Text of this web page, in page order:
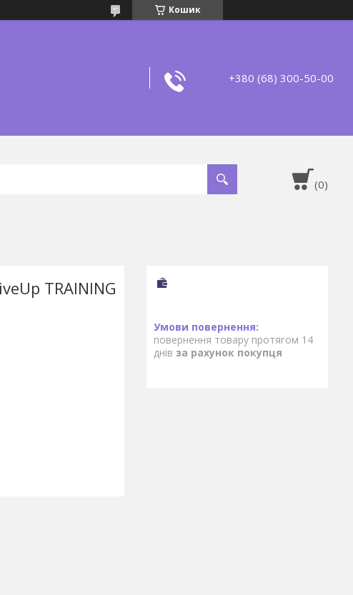
Кошик
+380 (68) 300-50-00
TRAINING
повернення товару протягом 14
днів за рахунок покупця